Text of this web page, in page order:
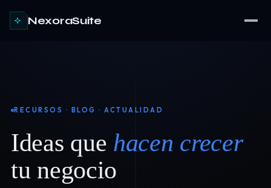
NexoraSuite
RECURSOS · BLOG · ACTUALIDAD
Ideas que hacen crecer
tu negocio